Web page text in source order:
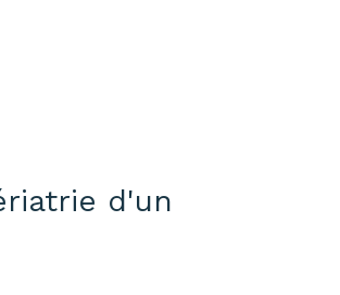
d'un